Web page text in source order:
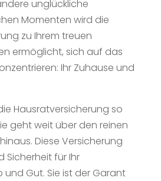
unglückliche
Momenten wird die
zu Ihrem treuen
ermöglicht, sich auf das
Ihr Zuhause und
Hausratversicherung so
geht weit über den reinen
Diese Versicherung
Sicherheit für Ihr
und Gut. Sie ist der Garant